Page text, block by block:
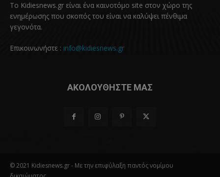
Το Kidiesnews.gr είναι ένα καινοτόμο site στον χώρο της
ενημέρωσης που σκοπός του είναι να καλύψει πένθιμα
γεγονότα.
Επικοινωνήστε : info@kidiesnews.gr
ΑΚΟΛΟΥΘΗΣΤΕ ΜΑΣ
© 2021 Kidiesnews.gr - Με την επιφύλαξη παντός νομίμου